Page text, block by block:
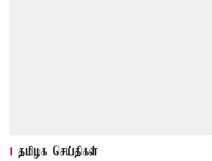
தமிழக செய்திகள்